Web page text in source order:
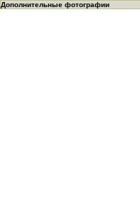
Дополнительные фотографии